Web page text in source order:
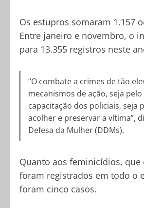
Os estupros somaram 1.157
Entre janeiro e novembro, o
para 13.355 registros neste
“O combate a crimes de tão
mecanismos de ação, seja
capacitação dos policiais, seja
acolher e preservar a vítima”,
Defesa da Mulher (DDMs).
Quanto aos feminicídios,
foram registrados em todo o
foram cinco casos.